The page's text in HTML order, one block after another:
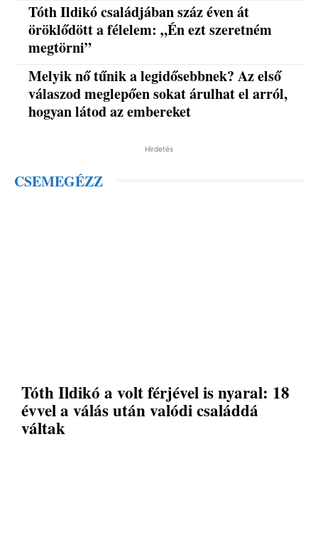
Tóth Ildikó családjában száz éven át
öröklődött a félelem: „Én ezt szeretném
megtörni”
Melyik nő tűnik a legidősebbnek? Az első
válaszod meglepően sokat árulhat el arról,
hogyan látod az embereket
Hirdetés
CSEMEGÉZZ
Tóth Ildikó a volt férjével is nyaral: 18
évvel a válás után valódi családdá
váltak